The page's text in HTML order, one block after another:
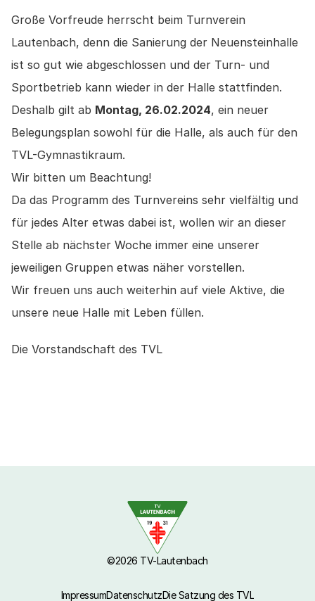
Große Vorfreude herrscht beim Turnverein
Lautenbach, denn die Sanierung der Neuensteinhalle
ist so gut wie abgeschlossen und der Turn- und
Sportbetrieb kann wieder in der Halle stattfinden.
Deshalb gilt ab Montag, 26.02.2024, ein neuer
Belegungsplan sowohl für die Halle, als auch für den
TVL-Gymnastikraum.
Wir bitten um Beachtung!
Da das Programm des Turnvereins sehr vielfältig und
für jedes Alter etwas dabei ist, wollen wir an dieser
Stelle ab nächster Woche immer eine unserer
jeweiligen Gruppen etwas näher vorstellen.
Wir freuen uns auch weiterhin auf viele Aktive, die
unsere neue Halle mit Leben füllen.
Die Vorstandschaft des TVL
©2026 TV-Lautenbach
ImpressumDatenschutzDie Satzung des TVL